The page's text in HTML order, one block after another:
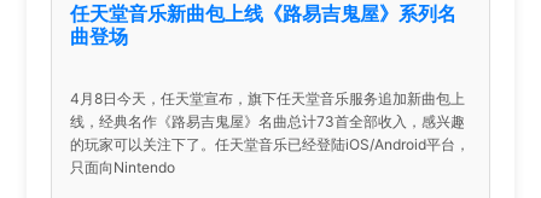
任天堂音乐新曲包上线《路易吉鬼屋》系列名
曲登场
4月8日今天，任天堂宣布，旗下任天堂音乐服务追加新曲包上
线，经典名作《路易吉鬼屋》名曲总计73首全部收入，感兴趣
的玩家可以关注下了。任天堂音乐已经登陆iOS/Android平台，
只面向Nintendo